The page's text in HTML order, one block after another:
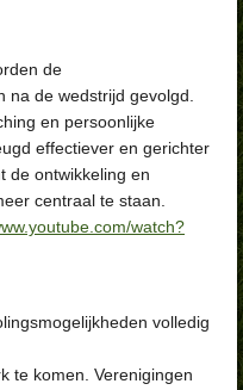
de
na de wedstrijd gevolgd.
en persoonlijke
effectiever en gerichter
de ontwikkeling en
centraal te staan.
watch?
volledig
te komen. Verenigingen